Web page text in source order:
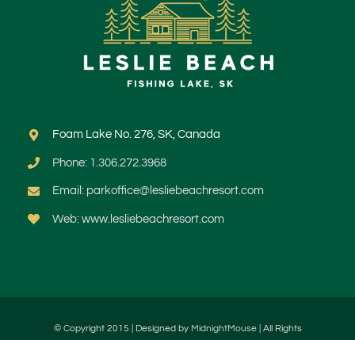
Foam Lake No. 276, SK, Canada
Phone: 1.306.272.3968
Email: parkoffice@lesliebeachresort.com
Web: www.lesliebeachresort.com
© Copyright 2015 | Designed by MidnightMouse| All Rights